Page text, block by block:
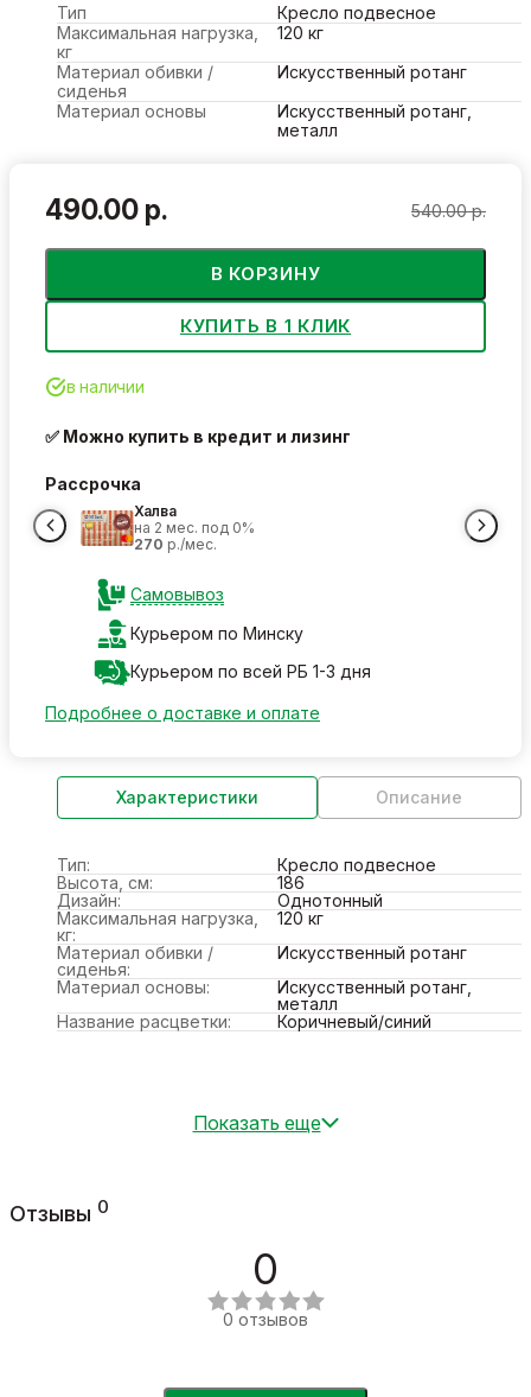
Тип
Кресло подвесное
Максимальная нагрузка,
кг
120 кг
Материал обивки /
сиденья
Искусственный ротанг
Материал основы
Искусственный ротанг,
металл
490.00 р. 540.00 р.
В КОРЗИНУ
КУПИТЬ В 1 КЛИК
в наличии
✅ Можно купить в кредит и лизинг
Рассрочка
Халва
на 2 мес. под 0%
270 р./мес.
Самовывоз
Курьером по Минску
Курьером по всей РБ 1-3 дня
Подробнее о доставке и оплате
Характеристики Описание
Тип:
Кресло подвесное
Высота, см:
186
Дизайн:
Однотонный
Максимальная нагрузка,
кг:
120 кг
Материал обивки /
сиденья:
Искусственный ротанг
Материал основы:
Искусственный ротанг,
металл
Название расцветки:
Коричневый/синий
Показать еще
Отзывы 0
0
0 отзывов